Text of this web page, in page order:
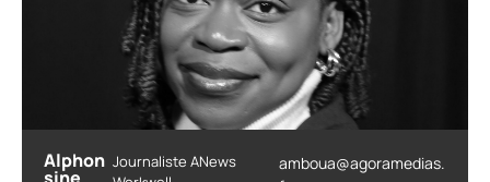
Alphon Journaliste ANews
amboua@agoramedias.